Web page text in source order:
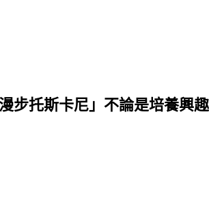
步托斯卡尼」不論是培養興